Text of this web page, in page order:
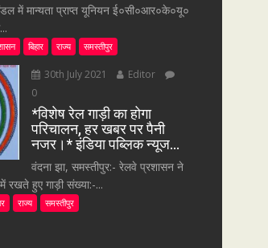
में मान्यता प्राप्त यूनियन ई०सी०आर०के०यू०
बिहार राज्य समस्तीपुर
30th July 2021
Editor
0
*विशेष रेल गाड़ी का होगा
परिचालन, हर खबर पर पैनी
नजर।* इंडिया पब्लिक न्यूज…
वंदना झा, समस्तीपुर:- रेलवे प्रशासन ने
में रखते हुए गाड़ी संख्या:-...
राज्य समस्तीपुर